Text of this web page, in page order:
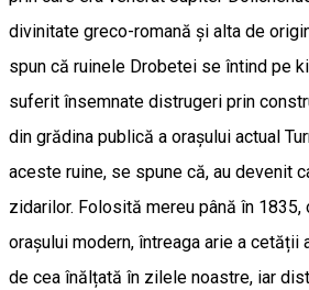
divinitate greco-romană și alta de
spun că ruinele Drobetei se întind pe
suferit însemnate distrugeri prin
din grădina publică a orașului actual
aceste ruine, se spune că, au devenit
zidarilor. Folosită mereu până în 1835,
orașului modern, întreaga arie a
de cea înălțată în zilele noastre, iar